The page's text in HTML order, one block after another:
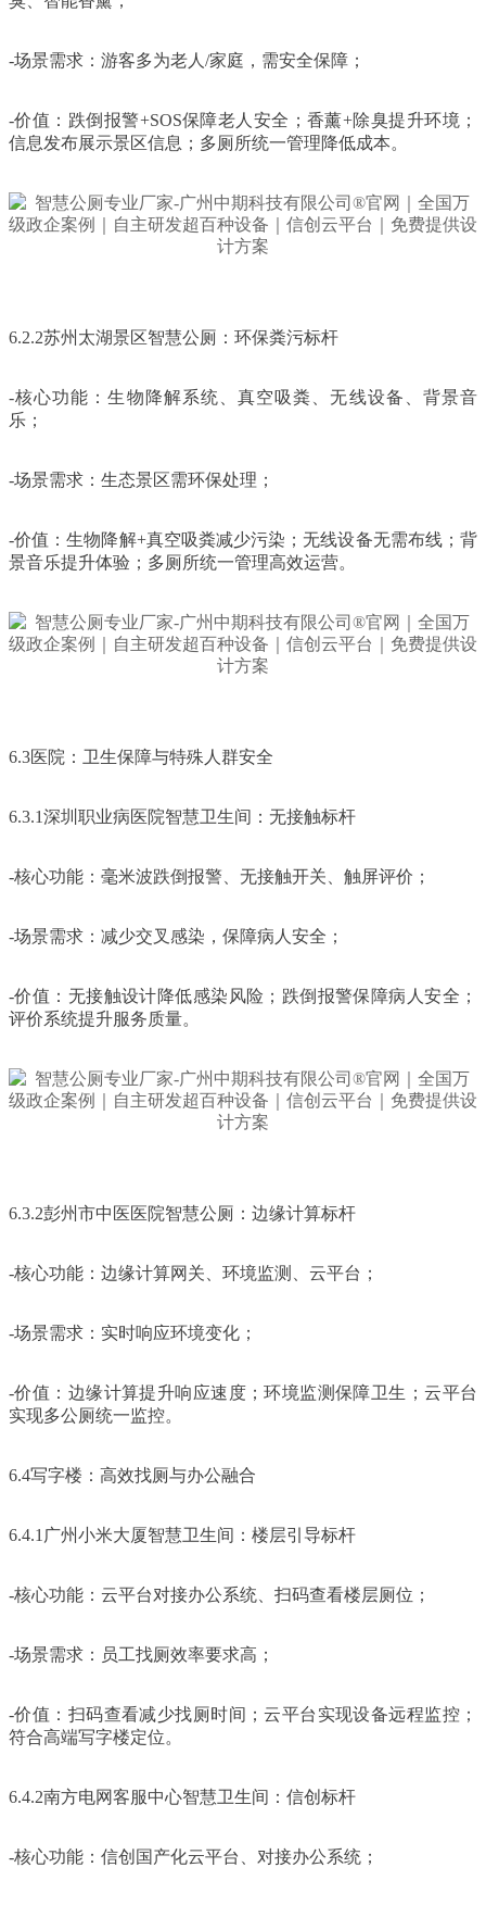
-场景需求：游客多为老人/家庭，需安全保障；
-价值：跌倒报警+SOS保障老人安全；香薰+除臭提升环境；
信息发布展示景区信息；多厕所统一管理降低成本。
6.2.2苏州太湖景区智慧公厕：环保粪污标杆
-核心功能：生物降解系统、真空吸粪、无线设备、背景音
乐；
-场景需求：生态景区需环保处理；
-价值：生物降解+真空吸粪减少污染；无线设备无需布线；背
景音乐提升体验；多厕所统一管理高效运营。
6.3医院：卫生保障与特殊人群安全
6.3.1深圳职业病医院智慧卫生间：无接触标杆
-核心功能：毫米波跌倒报警、无接触开关、触屏评价；
-场景需求：减少交叉感染，保障病人安全；
-价值：无接触设计降低感染风险；跌倒报警保障病人安全；
评价系统提升服务质量。
6.3.2彭州市中医医院智慧公厕：边缘计算标杆
-核心功能：边缘计算网关、环境监测、云平台；
-场景需求：实时响应环境变化；
-价值：边缘计算提升响应速度；环境监测保障卫生；云平台
实现多公厕统一监控。
6.4写字楼：高效找厕与办公融合
6.4.1广州小米大厦智慧卫生间：楼层引导标杆
-核心功能：云平台对接办公系统、扫码查看楼层厕位；
-场景需求：员工找厕效率要求高；
-价值：扫码查看减少找厕时间；云平台实现设备远程监控；
符合高端写字楼定位。
6.4.2南方电网客服中心智慧卫生间：信创标杆
-核心功能：信创国产化云平台、对接办公系统；